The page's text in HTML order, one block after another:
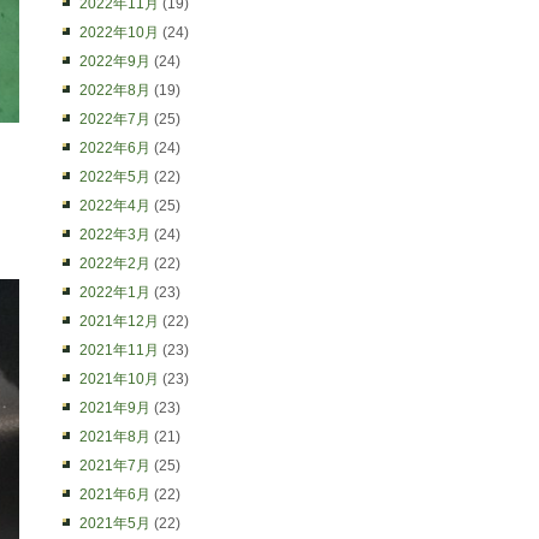
2022年11月 (19)
2022年10月 (24)
2022年9月 (24)
2022年8月 (19)
2022年7月 (25)
2022年6月 (24)
2022年5月 (22)
2022年4月 (25)
2022年3月 (24)
2022年2月 (22)
2022年1月 (23)
2021年12月 (22)
2021年11月 (23)
2021年10月 (23)
2021年9月 (23)
2021年8月 (21)
2021年7月 (25)
2021年6月 (22)
2021年5月 (22)